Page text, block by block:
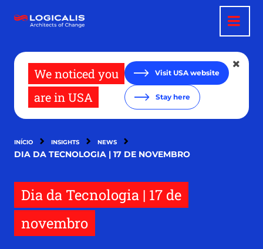
para
We noticed you
are in USA
Visit USA website
Stay here
INÍCIO INSIGHTS NEWS
DIA DA TECNOLOGIA | 17 DE NOVEMBRO
Dia da Tecnologia | 17 de
novembro